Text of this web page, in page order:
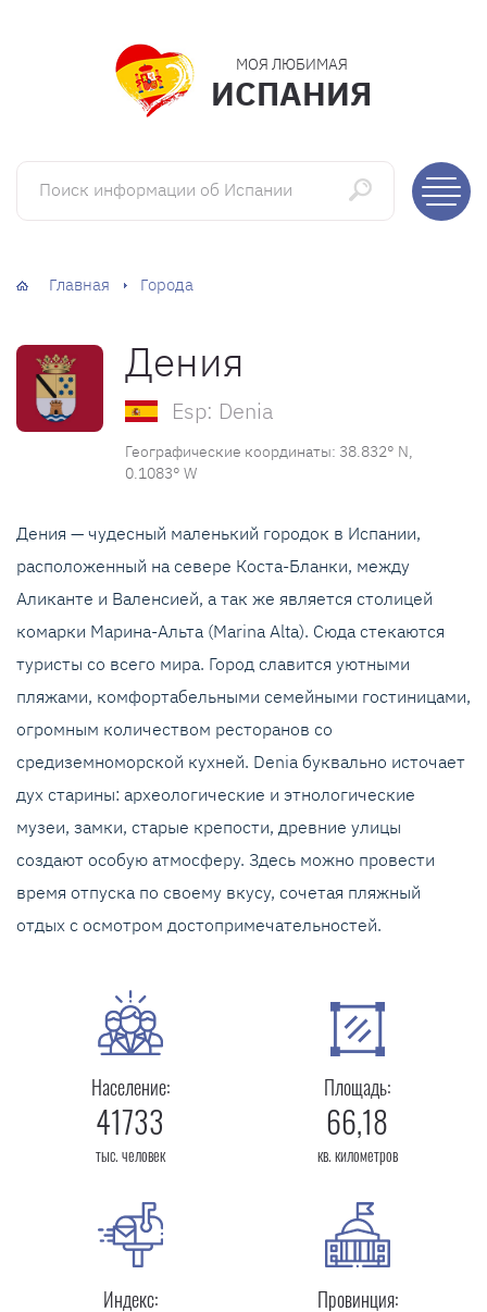
МОЯ ЛЮБИМАЯ
ИСПАНИЯ
Поиск информации об Испании
Главная Города
Дения
Esp: Denia
Географические координаты: 38.832° N,
0.1083° W
Дения — чудесный маленький городок в Испании,
расположенный на севере Коста-Бланки, между
Аликанте и Валенсией, а так же является столицей
комарки Марина-Альта (Marina Alta). Сюда стекаются
туристы со всего мира. Город славится уютными
пляжами, комфортабельными семейными гостиницами,
огромным количеством ресторанов со
средиземноморской кухней. Denia буквально источает
дух старины: археологические и этнологические
музеи, замки, старые крепости, древние улицы
создают особую атмосферу. Здесь можно провести
время отпуска по своему вкусу, сочетая пляжный
отдых с осмотром достопримечательностей.
Население:
41733
тыс. человек
Площадь:
66,18
кв. километров
Индекс: Провинция: